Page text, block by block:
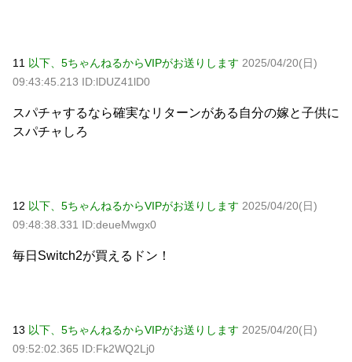
11 以下、5ちゃんねるからVIPがお送りします 2025/04/20(日)
09:43:45.213 ID:lDUZ41lD0
スパチャするなら確実なリターンがある自分の嫁と子供に
スパチャしろ
12 以下、5ちゃんねるからVIPがお送りします 2025/04/20(日)
09:48:38.331 ID:deueMwgx0
毎日Switch2が買えるドン！
13 以下、5ちゃんねるからVIPがお送りします 2025/04/20(日)
09:52:02.365 ID:Fk2WQ2Lj0